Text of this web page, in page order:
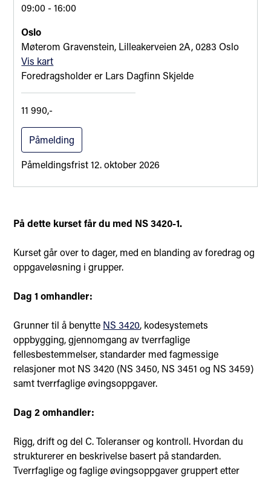
09:00 - 16:00
Oslo
Møterom Gravenstein, Lilleakerveien 2A, 0283 Oslo
Vis kart
Foredragsholder er Lars Dagfinn Skjelde
11 990,-
Påmelding
Påmeldingsfrist12. oktober 2026
På dette kurset får du med NS 3420-1.
Kurset går over to dager, med en blanding av foredrag og
oppgaveløsning i grupper.
Dag 1 omhandler:
Grunner til å benytte NS 3420, kodesystemets
oppbygging, gjennomgang av tverrfaglige
fellesbestemmelser, standarder med fagmessige
relasjoner mot NS 3420 (NS 3450, NS 3451 og NS 3459)
samt tverrfaglige øvingsoppgaver.
Dag 2 omhandler:
Rigg, drift og del C. Toleranser og kontroll. Hvordan du
strukturerer en beskrivelse basert på standarden.
Tverrfaglige og faglige øvingsoppgaver gruppert etter